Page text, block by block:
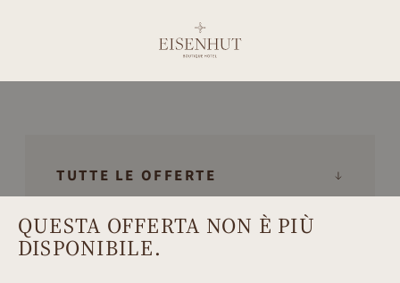
TUTTE LE OFFERTE
QUESTA OFFERTA NON È PIÙ
DISPONIBILE.